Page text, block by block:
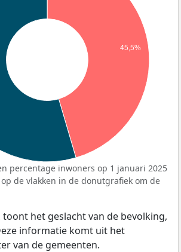
45,5%
percentage inwoners op 1 januari 2025
de vlakken in de donutgrafiek om de
het geslacht van de bevolking,
informatie komt uit het
van de gemeenten.